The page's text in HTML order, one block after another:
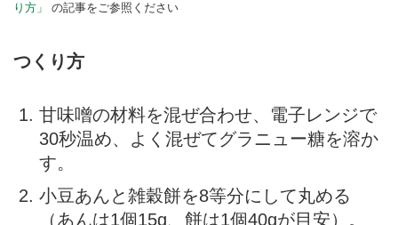
り方」 の記事をご参照ください
つくり方
甘味噌の材料を混ぜ合わせ、電子レンジで
30秒温め、よく混ぜてグラニュー糖を溶か
す。
小豆あんと雑穀餅を8等分にして丸める
（あんは1個15g、餅は1個40gが目安）。